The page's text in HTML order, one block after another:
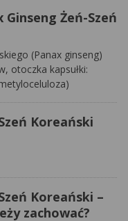
Ginseng Żeń-Szeń
(Panax ginseng)
otoczka kapsułki:
Koreański
Koreański –
zachować?